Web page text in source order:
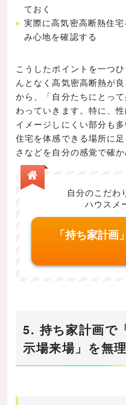
ておく
実際に高気密高断熱住
み心地を確認する
こうしたポイントを一つ
んとなく高気密高断熱が
から、「自分たちにとっ
わっていきます。特に、
イメージしにくい部分も
住宅を体感できる場所に
さなどを自分の感覚で確
自分のこだわ
ハウスメ
「持ち家計
5. 持ち家計画で
示場来場」を無